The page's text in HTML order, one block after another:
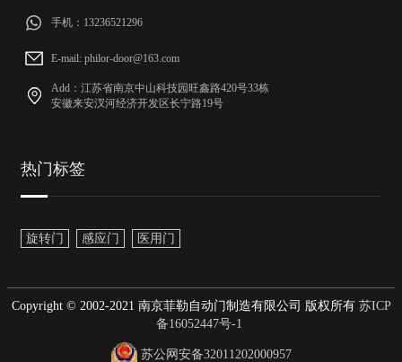
手机：13236521296
E-mail: philor-door@163.com
Add：江苏省南京中山科技园旺鑫路420号33栋
安徽来安汊河经济开发区长宁路19号
热门标签
旋转门 感应门 医用门
Copyright © 2002-2021 南京菲勒自动门制造有限公司 版权所有苏ICP
备16052447号-1
苏公网安备32011202000957